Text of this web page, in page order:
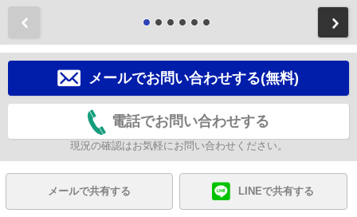
メールでお問い合わせする(無料)
電話でお問い合わせする
現況の確認はお気軽にお問い合わせください。
メールで共有する LINEで共有する